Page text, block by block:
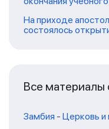
На приходе
состоялось
Все материалы
Замбия - Церковь